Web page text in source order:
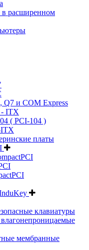
расширенном
и COM Express
- ITX
( PCI-104 )
ITX
платы
клавиатуры
мембранные